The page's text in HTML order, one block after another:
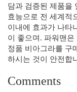
담과 검증된 제품을
효능으로 전 세계적
이내에 효과가 나타
이 좋으며. 파워맨
정품 비아그라를 구
하시는 것이 안전합
Comments